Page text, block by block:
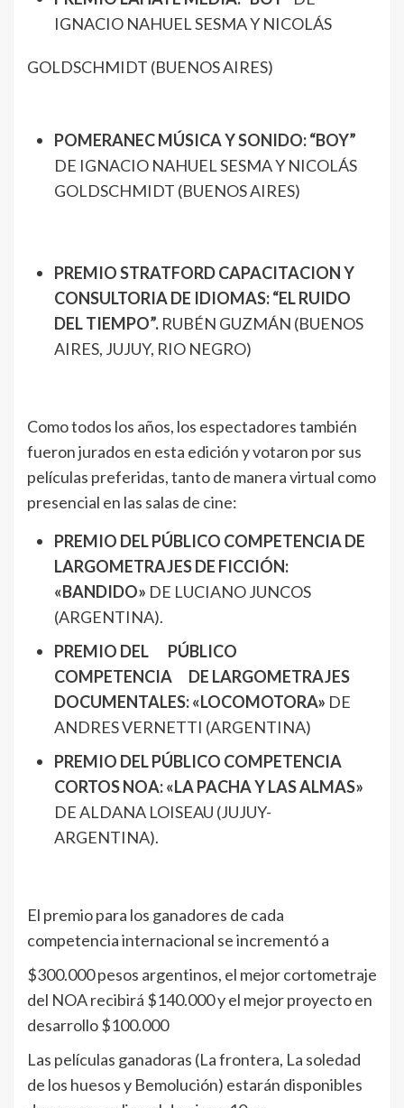
IGNACIO NAHUEL SESMA Y NICOLÁS
GOLDSCHMIDT (BUENOS AIRES)
POMERANEC MÚSICA Y SONIDO: “BOY”
DE IGNACIO NAHUEL SESMA Y NICOLÁS
GOLDSCHMIDT (BUENOS AIRES)
PREMIO STRATFORD CAPACITACION Y
CONSULTORIA DE IDIOMAS: “EL RUIDO
DEL TIEMPO”. RUBÉN GUZMÁN (BUENOS
AIRES, JUJUY, RIO NEGRO)
Como todos los años, los espectadores también
fueron jurados en esta edición y votaron por sus
películas preferidas, tanto de manera virtual como
presencial en las salas de cine:
PREMIO DEL PÚBLICO COMPETENCIA DE
LARGOMETRAJES DE FICCIÓN:
«BANDIDO» DE LUCIANO JUNCOS
(ARGENTINA).
PREMIO DEL PÚBLICO
COMPETENCIA DE LARGOMETRAJES
DOCUMENTALES: «LOCOMOTORA» DE
ANDRES VERNETTI (ARGENTINA)
PREMIO DEL PÚBLICO COMPETENCIA
CORTOS NOA: «LA PACHA Y LAS ALMAS»
DE ALDANA LOISEAU (JUJUY-
ARGENTINA).
El premio para los ganadores de cada
competencia internacional se incrementó a
$300.000 pesos argentinos, el mejor cortometraje
del NOA recibirá $140.000 y el mejor proyecto en
desarrollo $100.000
Las películas ganadoras (La frontera, La soledad
de los huesos y Bemolución) estarán disponibles